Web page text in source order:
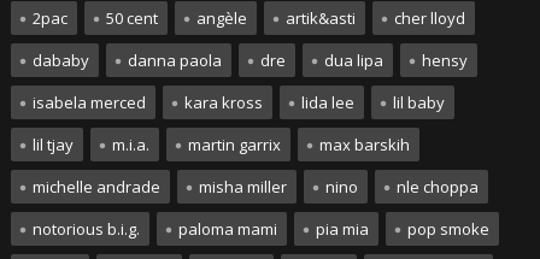
2pac 50 cent angèle artik&asti
cher lloyd
dababy
danna paola dre dua lipa
hensy
isabela merced
kara kross lida lee
lil baby
lil tjay
m.i.a. martin garrix
max barskih
michelle andrade
misha miller nino
nle choppa
notorious b.i.g.
paloma mami pia mia pop smoke